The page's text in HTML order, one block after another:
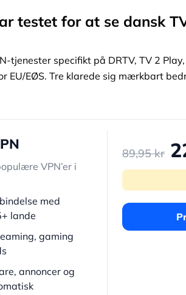
testet for at se dansk
tjenester specifikt på DRTV, TV 2
EU/EØS. Tre klarede sig mærkbart
VPN’er i
med
lande
gaming
annoncer og
89,95 kr